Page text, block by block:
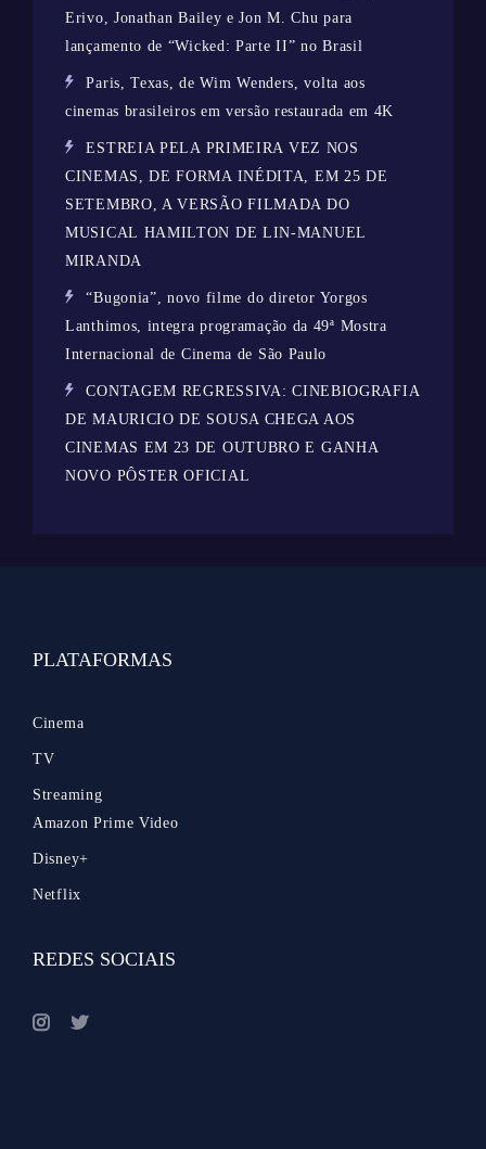
Erivo, Jonathan Bailey e Jon M. Chu para
lançamento de “Wicked: Parte II” no Brasil
Paris, Texas, de Wim Wenders, volta aos
cinemas brasileiros em versão restaurada em 4K
ESTREIA PELA PRIMEIRA VEZ NOS
CINEMAS, DE FORMA INÉDITA, EM 25 DE
SETEMBRO, A VERSÃO FILMADA DO
MUSICAL HAMILTON DE LIN-MANUEL
MIRANDA
“Bugonia”, novo filme do diretor Yorgos
Lanthimos, integra programação da 49ª Mostra
Internacional de Cinema de São Paulo
CONTAGEM REGRESSIVA: CINEBIOGRAFIA
DE MAURICIO DE SOUSA CHEGA AOS
CINEMAS EM 23 DE OUTUBRO E GANHA
NOVO PÔSTER OFICIAL
PLATAFORMAS
Cinema
TV
Streaming
Amazon Prime Video
Disney+
Netflix
REDES SOCIAIS